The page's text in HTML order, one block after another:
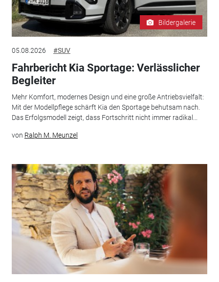
Bildergalerie
05.08.2026 #SUV
Fahrbericht Kia Sportage: Verlässlicher
Begleiter
Mehr Komfort, modernes Design und eine große Antriebsvielfalt:
Mit der Modellpflege schärft Kia den Sportage behutsam nach.
Das Erfolgsmodell zeigt, dass Fortschritt nicht immer radikal...
von Ralph M. Meunzel